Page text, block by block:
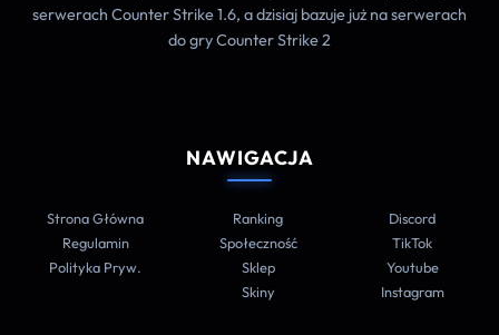
serwerach Counter Strike 1.6, a dzisiaj bazuje już na serwerach
do gry Counter Strike 2
NAWIGACJA
Strona Główna
Regulamin
Polityka Pryw.
Ranking
Społeczność
Sklep
Skiny
Discord
TikTok
Youtube
Instagram